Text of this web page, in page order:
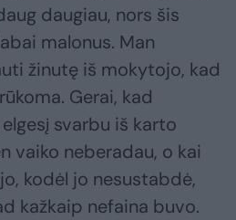
daugiau, nors šis
malonus. Man
žinutę iš mokytojo, kad
Gerai, kad
svarbu iš karto
vaiko neberadau, o kai
kodėl jo nesustabdė,
kažkaip nefaina buvo.